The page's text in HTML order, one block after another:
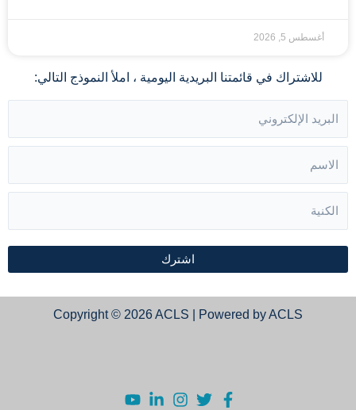
أغسطس 5, 2026
للاشتراك في قائمتنا البريدية اليومية ، املأ النموذج التالي:
اشترك
Copyright © 2026 ACLS | Powered by ACLS